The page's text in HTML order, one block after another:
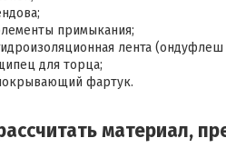
примыкания;
лента
для торца;
фартук.
материал,